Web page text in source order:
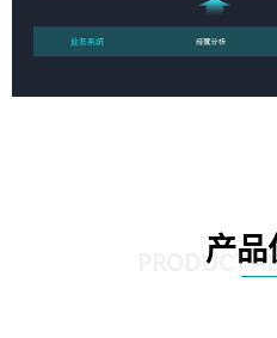
产品
PRODUCT